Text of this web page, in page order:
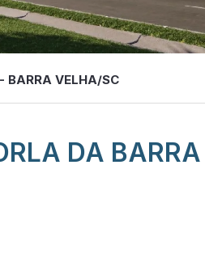
BARRA VELHA/SC
DA BARRA